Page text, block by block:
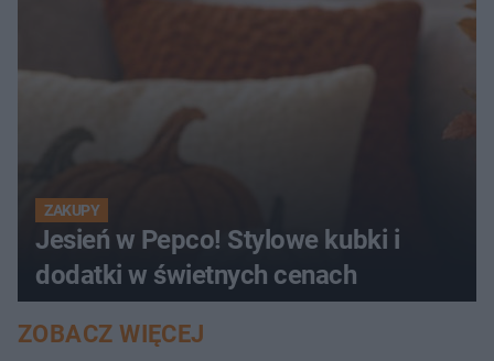
ZAKUPY
Jesień w Pepco! Stylowe kubki i
dodatki w świetnych cenach
ZOBACZ WIĘCEJ